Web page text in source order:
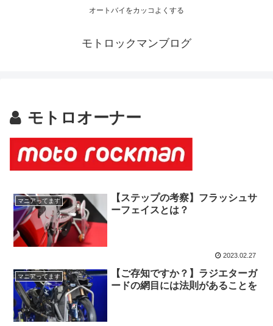
オートバイをカッコよくする
モトロックマンブログ
モトロオーナー
マニアってます
【ステップの考察】フラッシュサ
ーフェイスとは？
2023.02.27
マニアってます
【ご存知ですか？】ラジエターガ
ードの網目には法則があることを